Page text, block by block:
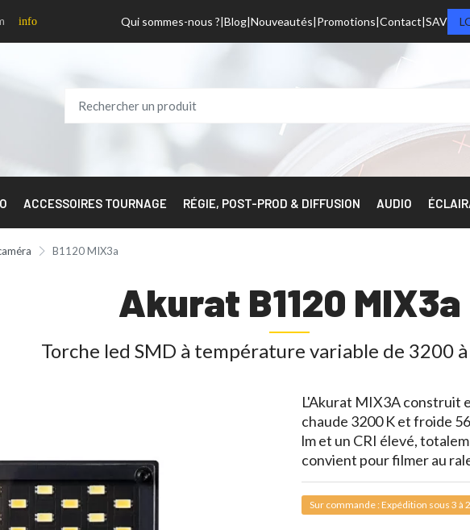
info Qui sommes-nous ? Blog Nouveautés Promotions Contact SAV
ACCESSOIRES TOURNAGE RÉGIE, POST-PROD & DIFFUSION AUDIO
B1120 MIX3a
Akurat B1120 MIX3a
Torche led SMD à température variable de 3200
L'Akurat MIX3A construit
chaude 3200 K et froide
lm et un CRI élevé,
convient pour filmer au
Sur commande : Expédition sous 3 à